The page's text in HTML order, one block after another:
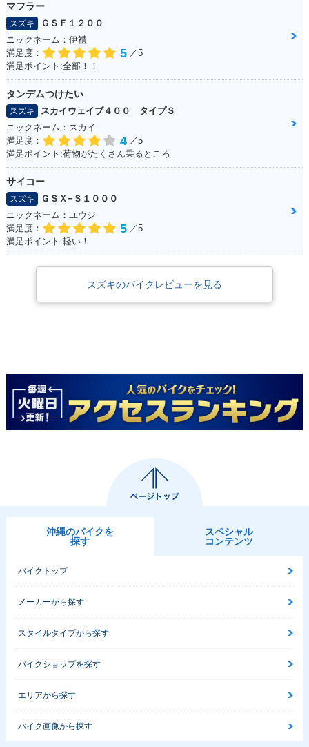
マフラー
スズキ
ＧＳＦ１２００
ニックネーム：伊禮
満足度：
5 ／5
満足ポイント:全部！！
タンデムつけたい
スズキ
スカイウェイブ４００ タイプＳ
ニックネーム：スカイ
満足度：
4 ／5
満足ポイント:荷物がたくさん乗るところ
サイコー
スズキ
ＧＳＸ−Ｓ１０００
ニックネーム：ユウジ
満足度：
5 ／5
満足ポイント:軽い！
スズキのバイクレビューを見る
沖縄のバイクを
探す
スペシャル
コンテンツ
バイクトップ
メーカーから探す
スタイルタイプから探す
バイクショップを探す
エリアから探す
バイク画像から探す